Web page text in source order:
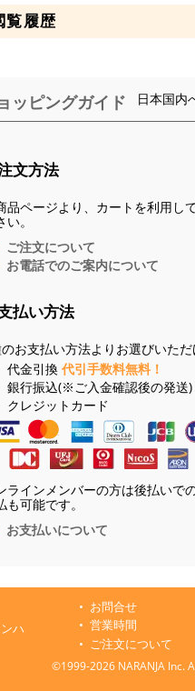
覧履歴
ッピングガイド 日本国内
文方法
品ページより、カートを利用し
い。
ご注文について
お電話でのご案内について
払い方法
お支払い方法よりお選びいただ
代金引換 代引手数料無料！
銀行振込(※ご入金確認後の発送)
クレジットカード
ラインメンバーの方は後払いで
も可能です。
お支払いについて
ハ
お問合せ
営業時間
ご注文について
©1999-2026 NARANJA Inc.